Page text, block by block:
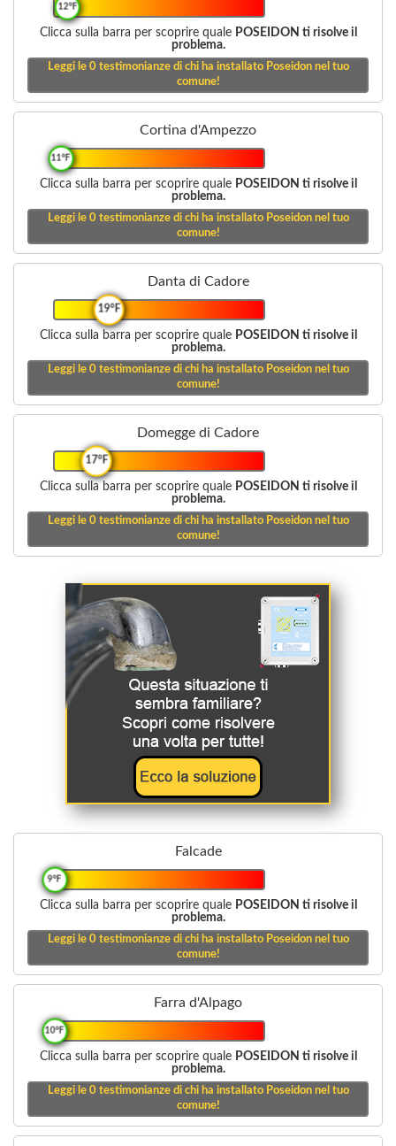
12°F
Clicca sulla barra per scoprire quale POSEIDON ti risolve il
problema.
Leggi le 0testimonianze di chi ha installato Poseidon nel tuo
comune!
Cortina d'Ampezzo
11°F
Clicca sulla barra per scoprire quale POSEIDON ti risolve il
problema.
Leggi le 0testimonianze di chi ha installato Poseidon nel tuo
comune!
Danta di Cadore
19°F
Clicca sulla barra per scoprire quale POSEIDON ti risolve il
problema.
Leggi le 0testimonianze di chi ha installato Poseidon nel tuo
comune!
Domegge di Cadore
17°F
Clicca sulla barra per scoprire quale POSEIDON ti risolve il
problema.
Leggi le 0testimonianze di chi ha installato Poseidon nel tuo
comune!
Falcade
9°F
Clicca sulla barra per scoprire quale POSEIDON ti risolve il
problema.
Leggi le 0testimonianze di chi ha installato Poseidon nel tuo
comune!
Farra d'Alpago
10°F
Clicca sulla barra per scoprire quale POSEIDON ti risolve il
problema.
Leggi le 0testimonianze di chi ha installato Poseidon nel tuo
comune!